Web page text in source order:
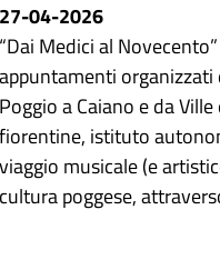
27-04-2026
“Dai Medici al
appuntamenti
Poggio a Caiano e da
fiorentine, istituto
viaggio musicale (e
cultura poggese,